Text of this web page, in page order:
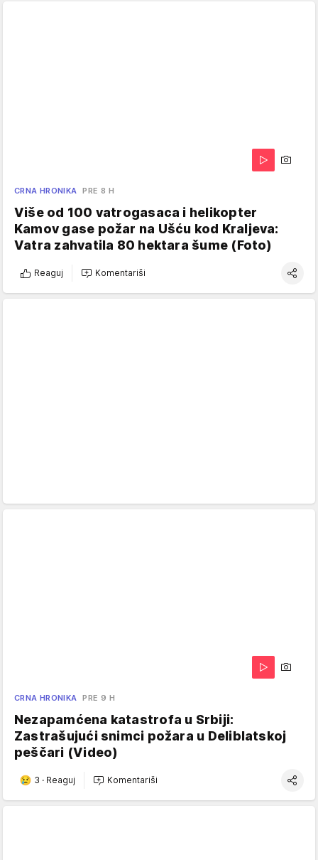
CRNA HRONIKA PRE 8 H
Više od 100 vatrogasaca i helikopter
Kamov gase požar na Ušću kod Kraljeva:
Vatra zahvatila 80 hektara šume (Foto)
Reaguj Komentariši
CRNA HRONIKA PRE 9 H
Nezapamćena katastrofa u Srbiji:
Zastrašujući snimci požara u Deliblatskoj
peščari (Video)
3 · Reaguj Komentariši